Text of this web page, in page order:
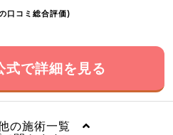
口コミ総合評価)
式で詳細を見る
の施術一覧